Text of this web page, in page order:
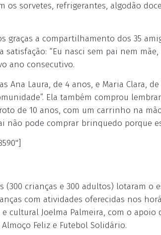
sorvetes, refrigerantes, algodão
graças a compartilhamento dos 35
satisfação: “Eu nasci sem pai nem
ano consecutivo.
Ana Laura, de 4 anos, e Maria Clara,
Ela também comprou
de 10 anos, com um carrinho na
pode comprar brinquedo porque
crianças e 300 adultos) lotaram o
com atividades oferecidas nos
cultural Joelma Palmeira, com o apoio
Feliz e Futebol Solidário.